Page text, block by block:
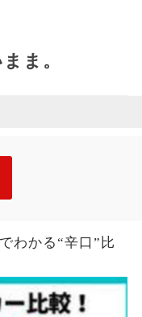
ま。
わかる“辛口”比